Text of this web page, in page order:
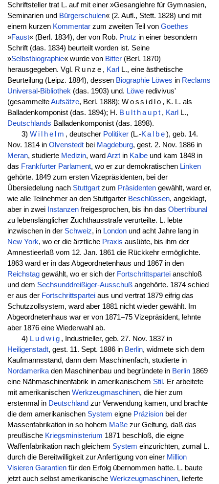
Schriftsteller trat L. auf mit einer »Gesanglehre für Gymnasien,
Seminarien und Bürgerschulen« (2. Aufl., Stett. 1828) und mit
einem kurzen Kommentarzum zweiten Teil von Goethes
»Faust« (Berl. 1834), der von Rob. Prutz in einer besondern
Schrift (das. 1834) beurteilt worden ist. Seine
»Selbstbiographie« wurde von Bitter(Berl. 1870)
herausgegeben. Vgl. Runze , Karl L., eine ästhetische
Beurteilung (Leipz. 1884), dessen Biographie Löwes in Reclams
Universal-Bibliothek(das. 1903) und. Löweredivivus'
(gesammelteAufsätze, Berl. 1888); Wossidlo , K. L. als
Balladenkomponist (das. 1894); H. Bulthaupt , Karl L.,
Deutschlands Balladenkomponist (das. 1898).
3) Wilhelm , deutscher Politiker(L.-Kalbe), geb. 14.
Nov. 1814 in Olvenstedtbei Magdeburg, gest. 2. Nov. 1886 in
Meran, studierte Medizin, ward Arztin Kalbeund kam 1848 in
das Frankfurter Parlament, wo er zur demokratischen Linken
gehörte. 1849 zum ersten Vizepräsidenten, bei der
Übersiedelung nach Stuttgartzum Präsidentengewählt, ward er,
wie alle Teilnehmer an den Stuttgarter Beschlüssen, angeklagt,
aber in zwei Instanzenfreigesprochen, bis ihn das Obertribunal
zu lebenslänglicher Zuchthausstrafe verurteilte. L. lebte
inzwischen in der Schweiz, in Londonund acht Jahre lang in
New York, wo er die ärztliche Praxis ausübte, bis ihm der
Amnestieerlaß vom 12. Jan. 1861 die Rückkehr ermöglichte.
1863 ward er in das Abgeordnetenhaus und 1867 in den
Reichstaggewählt, wo er sich der Fortschrittsparteianschloß
und dem Sechsunddreißiger-Ausschußangehörte. 1874 schied
er aus der Fortschrittsparteiaus und vertrat 1879 eifrig das
Schutzzollsystem, ward aber 1881 nicht wieder gewählt. Im
Abgeordnetenhaus war er von 1871–75 Vizepräsident, lehnte
aber 1876 eine Wiederwahl ab.
4) Ludwig , Industrieller, geb. 27. Nov. 1837 in
Heiligenstadt, gest. 11. Sept. 1886 in Berlin, widmete sich dem
Kaufmannsstand, dann dem Maschinenfach, studierte in
Nordamerikaden Maschinenbau und begründete in Berlin1869
eine Nähmaschinenfabrik in amerikanischem Stil . Er arbeitete
mit amerikanischen Werkzeugmaschinen, die hier zum
erstenmal in Deutschland zur Verwendung kamen, und brachte
die dem amerikanischen System eigne Präzisionbei der
Massenfabrikation in so hohem Maßezur Geltung, daß das
preußische Kriegsministerium 1871 beschloß, die eigne
Waffenfabrikation nach gleichem System einzurichten, zumal L.
durch die Bereitwilligkeit zur Anfertigung von einer Million
Visieren Garantienfür den Erfolg übernommen hatte. L. baute
jetzt auch selbst amerikanische Werkzeugmaschinen, lieferte